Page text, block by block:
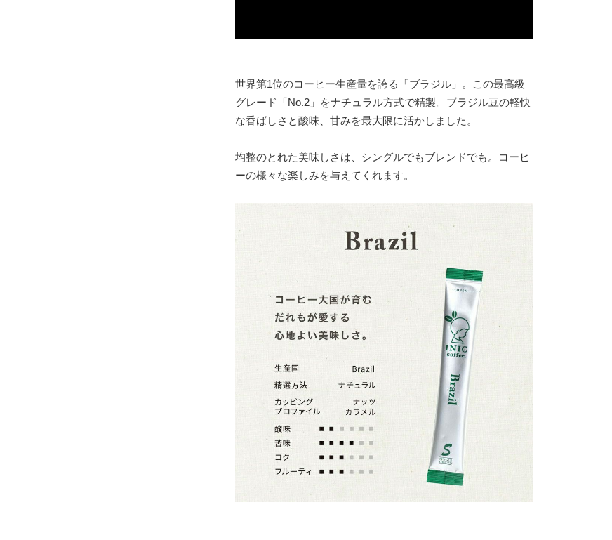
世界第1位のコーヒー生産量を誇る「ブラジル」。この最高級
グレード「No.2」をナチュラル方式で精製。ブラジル豆の軽快
な香ばしさと酸味、甘みを最大限に活かしました。
均整のとれた美味しさは、シングルでもブレンドでも。コーヒ
ーの様々な楽しみを与えてくれます。